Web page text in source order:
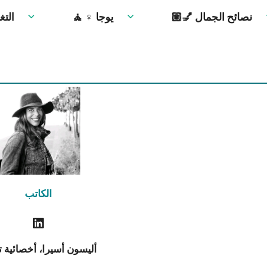
🥗 🧘 ‍♀️ يوجا 💅🏼 نصائح الجمال
الكاتب
أليسون أسيرا، أخصائية